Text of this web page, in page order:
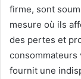
firme, sont
mesure où ils
des pertes et
consommateurs
fournit une